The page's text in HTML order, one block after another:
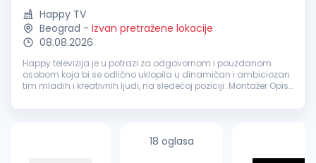
Happy TV
Beograd - Izvan pretražene lokacije
08.08.2026
Happy televizija je u potrazi za odgovornom i pouzdanom
osobom koja bi se odlično uklopila u dinamičan i ambiciozan
tim mladih i kreativnih ljudi, na sledećoj poziciji: Montažer Opis
na...
18 oglasa